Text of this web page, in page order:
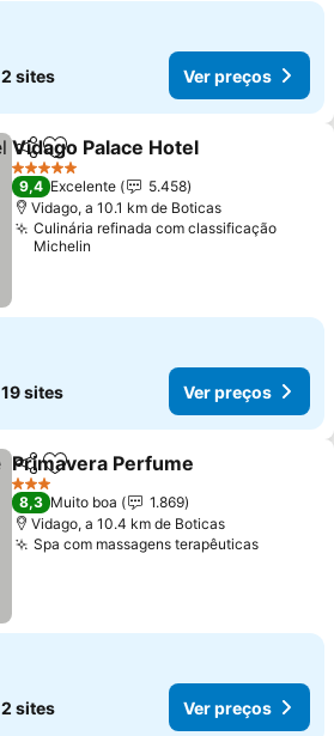
2 sites Ver preços
PartilharAdicionar aos favoritos
Vidago Palace Hotel
5 Estrelas
9,4 Excelente
5.458
Vidago, a 10.1 km de Boticas
Culinária refinada com classificação
Michelin
19 sites Ver preços
PartilharAdicionar aos favoritos
Primavera Perfume
3 Estrelas
8,3 Muito boa
1.869
Vidago, a 10.4 km de Boticas
Spa com massagens terapêuticas
2 sites Ver preços